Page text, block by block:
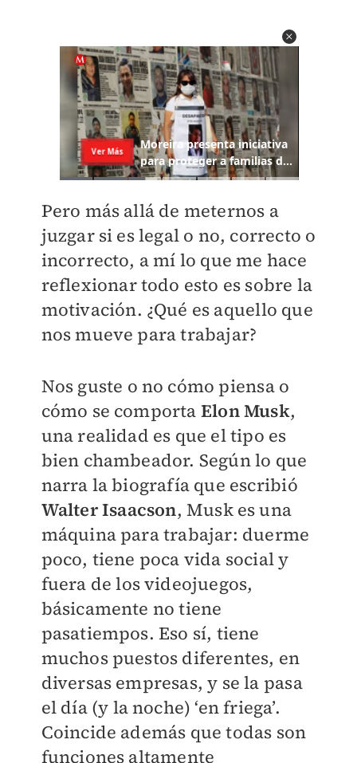
Pero más allá de meternos a
juzgar si es legal o no, correcto o
incorrecto, a mí lo que me hace
reflexionar todo esto es sobre la
motivación. ¿Qué es aquello que
nos mueve para trabajar?
Nos guste o no cómo piensa o
cómo se comporta Elon Musk,
una realidad es que el tipo es
bien chambeador. Según lo que
narra la biografía que escribió
Walter Isaacson, Musk es una
máquina para trabajar: duerme
poco, tiene poca vida social y
fuera de los videojuegos,
básicamente no tiene
pasatiempos. Eso sí, tiene
muchos puestos diferentes, en
diversas empresas, y se la pasa
el día (y la noche) ‘en friega’.
Coincide además que todas son
funciones altamente